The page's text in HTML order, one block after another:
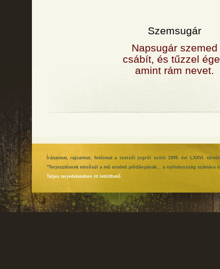
Szemsugár
Napsugár szemed
csábít, és tűzzel
amint rám nevet.
Írásaimat, rajzaimat, fotóimat a szerzői jogról szóló 1999. évi LXXVI.
"Terjesztésnek minősül a mű eredeti példányának... a nyilvánosság
Teljes terjedelemben itt letölthető.